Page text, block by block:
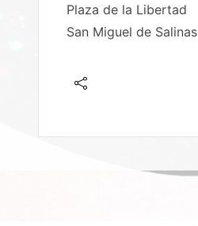
Plaza de la Libertad
San Miguel de Salinas